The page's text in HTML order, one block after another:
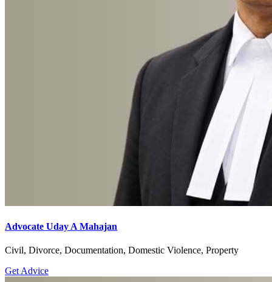
Advocate Uday A Mahajan
Civil, Divorce, Documentation, Domestic Violence, Property
Get Advice